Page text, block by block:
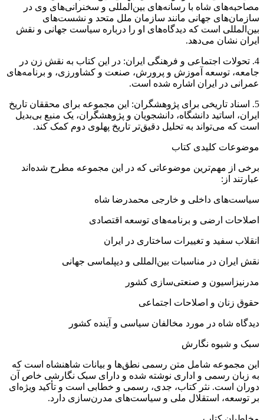
مصاحبه‌های شاه با رسانه‌های بین‌المللی و سخنرانی‌های وی در
سازمان‌های جهانی مانند سازمان ملل متحد و نشست‌های
بین‌المللی است که دیدگاه‌های او را درباره سیاست جهانی و نقش
ایران نشان می‌دهد.
4. تحولات اجتماعی و فرهنگی ایران: در این کتاب به نقش زن در
جامعه، توسعه آموزش و پرورش، صنعت و کشاورزی، و برنامه‌های
عمرانی در ایران اشاره شده است.
5. اسناد تاریخی برای پژوهشگران: این مجموعه برای محققان تاریخ
ایران، اساتید دانشگاه، دانشجویان و پژوهشگران، یک منبع بی‌بدیل
است که می‌تواند به تحلیل دقیق‌تر تاریخ پهلوی دوم کمک کند.
موضوعات کلیدی کتاب
برخی از مهم‌ترین موضوعاتی که در این مجموعه مطرح شده‌اند
عبارتند از:
سیاست‌های داخلی و خارجی محمدرضا شاه
اصلاحات ارضی و برنامه‌های توسعه اقتصادی
انقلاب سفید و تغییرات ساختاری در ایران
نقش ایران در مناسبات بین‌المللی و دیپلماسی جهانی
مدرنیزاسیون و صنعتی‌سازی کشور
حقوق زنان و اصلاحات اجتماعی
دیدگاه شاه در مورد مخالفان سیاسی و آینده کشور
سبک و شیوه نگارش
این مجموعه شامل متن رسمی نطق‌ها و بیانات شاهنشاه است که
به زبان رسمی و اداری نوشته شده و دارای سبک نگارشی خاص آن
دوران است. نثر کتاب، جدی، رسمی و خطابی است و تأکید ویژه‌ای
بر توسعه، استقلال ملی و سیاست‌های مدرن‌سازی دارد.